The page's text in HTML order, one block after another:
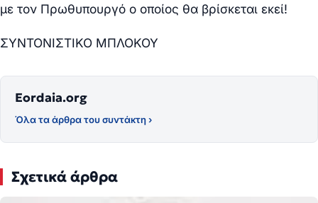
με τον Πρωθυπουργό ο οποίος θα βρίσκεται εκεί!
ΣΥΝΤΟΝΙΣΤΙΚΟ ΜΠΛΟΚΟΥ
Eordaia.org
Όλα τα άρθρα του συντάκτη ›
Σχετικά άρθρα